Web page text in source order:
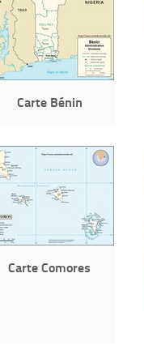
Carte Bénin
Carte Comores